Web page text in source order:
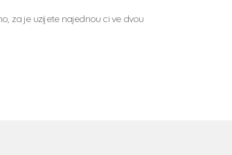
za je uzijete najednou ci ve dvou